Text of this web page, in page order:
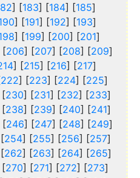
] [183] [184] [185]
] [191] [192] [193]
] [199] [200] [201]
[206] [207] [208] [209]
] [215] [216] [217]
222] [223] [224] [225]
[230] [231] [232] [233]
[238] [239] [240] [241]
[246] [247] [248] [249]
254] [255] [256] [257]
262] [263] [264] [265]
[270] [271] [272] [273]